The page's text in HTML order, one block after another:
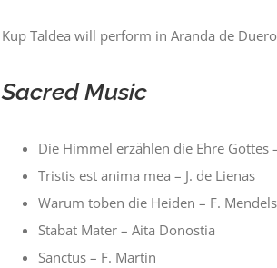
Kup Taldea will perform in Aranda de
Sacred Music
Die Himmel erzählen die Ehre Gottes
Tristis est anima mea – J. de Lienas
Warum toben die Heiden – F.
Stabat Mater – Aita Donostia
Sanctus – F. Martin